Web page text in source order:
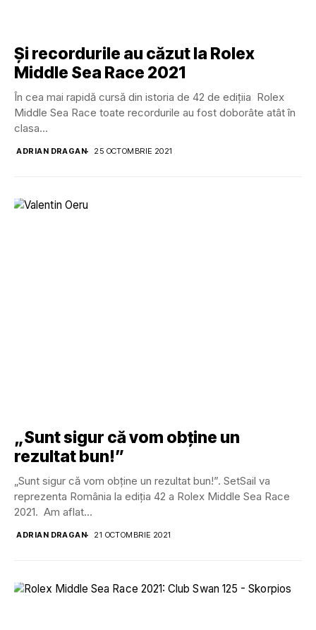
Și recordurile au căzut la Rolex
Middle Sea Race 2021
În cea mai rapidă cursă din istoria de 42 de edițiia Rolex
Middle Sea Race toate recordurile au fost doborâte atât în
clasa...
ADRIAN DRAGAN 25 OCTOMBRIE 2021
„Sunt sigur că vom obține un
rezultat bun!”
„Sunt sigur că vom obține un rezultat bun!”. SetSail va
reprezenta România la ediția 42 a Rolex Middle Sea Race
2021. Am aflat...
ADRIAN DRAGAN 21 OCTOMBRIE 2021